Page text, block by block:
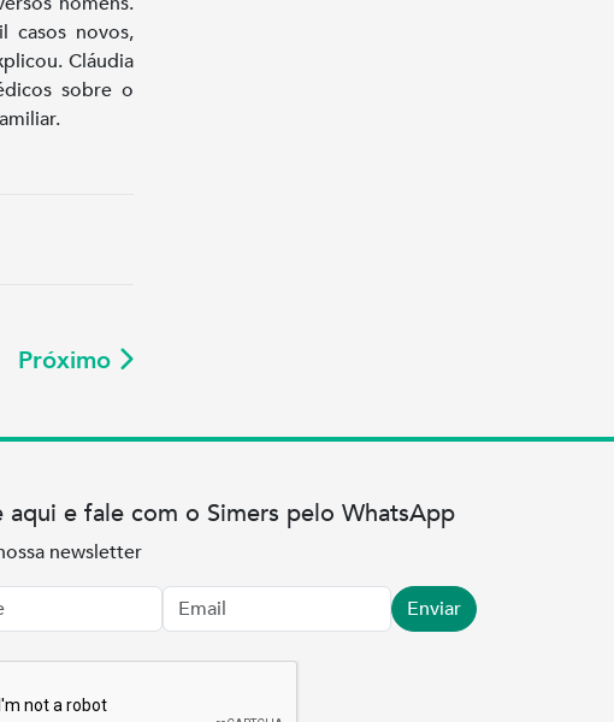
casos novos,
Cláudia
sobre o
Próximo
aqui e fale com o Simers pelo WhatsApp
newsletter
Enviar